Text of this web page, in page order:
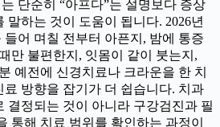
단순히 “아프다”는 설명보다 증상
말하는 것이 도움이 됩니다. 2026년
들어 며칠 전부터 아픈지, 밤에 통증
만 불편한지, 잇몸이 같이 붓는지,
예전에 신경치료나 크라운을 한 치
방향을 잡기가 더 쉽습니다. 치과
결정되는 것이 아니라 구강검진과 필
통해 치료 범위를 확인하는 과정이